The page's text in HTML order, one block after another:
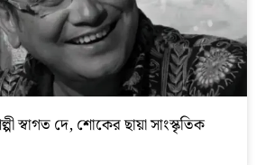
স্বাগত দে, শোকের ছায়া সাংস্কৃতিক